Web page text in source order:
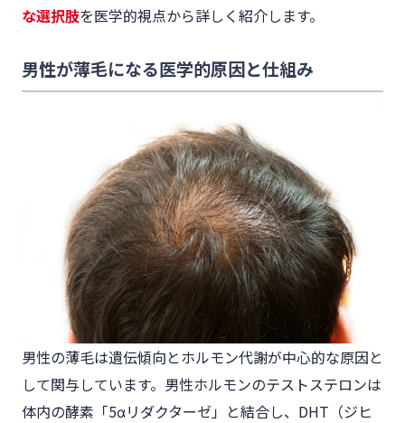
な選択肢を医学的視点から詳しく紹介します。
男性が薄毛になる医学的原因と仕組み
男性の薄毛は遺伝傾向とホルモン代謝が中心的な原因と
して関与しています。男性ホルモンのテストステロンは
体内の酵素「5αリダクターゼ」と結合し、DHT（ジヒ